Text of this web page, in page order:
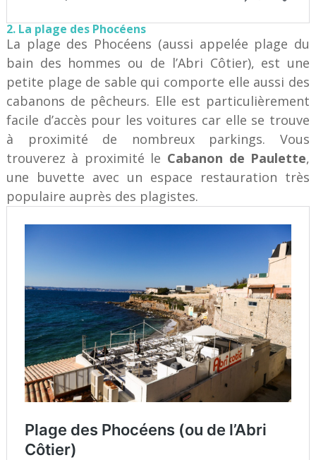
2. La plage des Phocéens
La plage des Phocéens (aussi appelée plage du
bain des hommes ou de l’Abri Côtier), est une
petite plage de sable qui comporte elle aussi des
cabanons de pêcheurs. Elle est particulièrement
facile d’accès pour les voitures car elle se trouve
à proximité de nombreux parkings. Vous
trouverez à proximité le Cabanon de Paulette,
une buvette avec un espace restauration très
populaire auprès des plagistes.